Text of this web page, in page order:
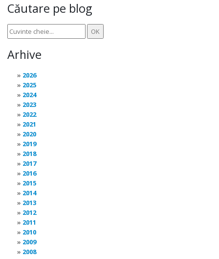
Căutare pe blog
Arhive
2026
2025
2024
2023
2022
2021
2020
2019
2018
2017
2016
2015
2014
2013
2012
2011
2010
2009
2008